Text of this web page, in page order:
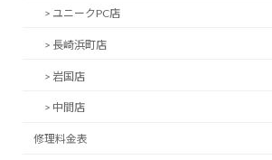
> ユニークPC店
> 長崎浜町店
> 岩国店
> 中間店
修理料金表